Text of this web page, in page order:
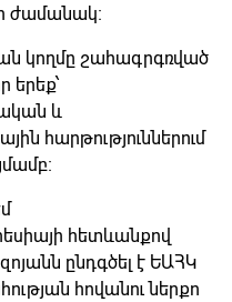
ժամանակ։
կողմը շահագրգռված
երեք՝
և
հարթություններում
հետևանքով
ընդգծել է ԵԱՀԿ
հովանու ներքո